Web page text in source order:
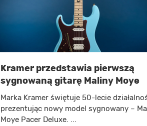
Kramer przedstawia pierwszą
sygnowaną gitarę Maliny Moye
Marka Kramer świętuje 50-lecie
prezentując nowy model sygnowany –
Moye Pacer Deluxe. ...